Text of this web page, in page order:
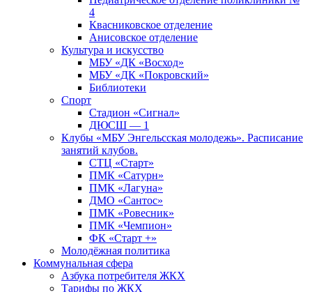
4
Квасниковское отделение
Анисовское отделение
Культура и искусство
МБУ «ДК «Восход»
МБУ «ДК «Покровский»
Библиотеки
Спорт
Стадион «Сигнал»
ДЮСШ — 1
Клубы «МБУ Энгельсская молодежь». Расписание
занятий клубов.
СТЦ «Старт»
ПМК «Сатурн»
ПМК «Лагуна»
ДМО «Сантос»
ПМК «Ровесник»
ПМК «Чемпион»
ФК «Старт +»
Молодёжная политика
Коммунальная сфера
Азбука потребителя ЖКХ
Тарифы по ЖКХ